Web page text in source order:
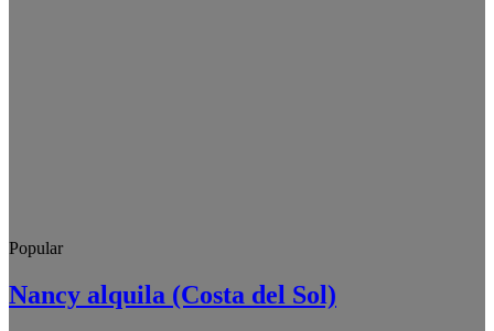
Popular
Nancy alquila (Costa del Sol)